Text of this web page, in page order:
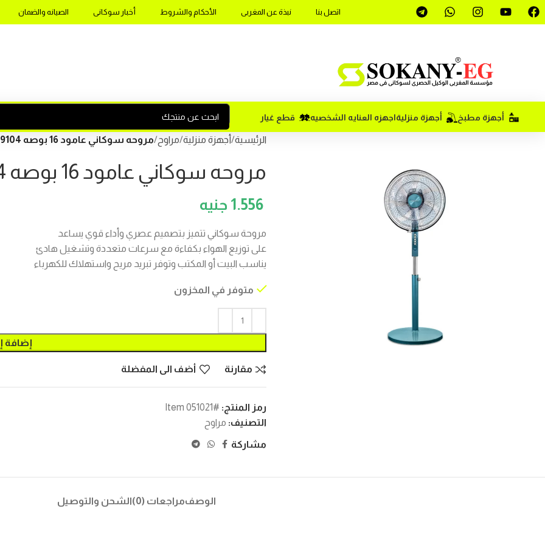
اتصل بنا نبذة عن المغربى الأحكام والشروط أخبار سوكانى الصيانه والضمان
أجهزة مطبخ أجهزة منزليةاجهزه العنايه الشخصيه قطع غيار
الرئيسية أجهزة منزلية مراوح مروحه سوكاني عامود 16 بوصه SK-19104
مروحه سوكاني عامود 16 بوصه SK-19104
1.556
مروحة سوكاني تتميز بتصميم عصري وأداء قوي يساعد
على توزيع الهواء بكفاءة مع سرعات متعددة وتشغيل هادئ
يناسب البيت أو المكتب وتوفر تبريد مريح واستهلاك للكهرباء
متوفر في المخزون
إضافة
مقارنة أضف الى المفضلة
رمز المنتج: #Item 051021
التصنيف: مراوح
مشاركة
الوصفمراجعات (0) الشحن والتوصيل